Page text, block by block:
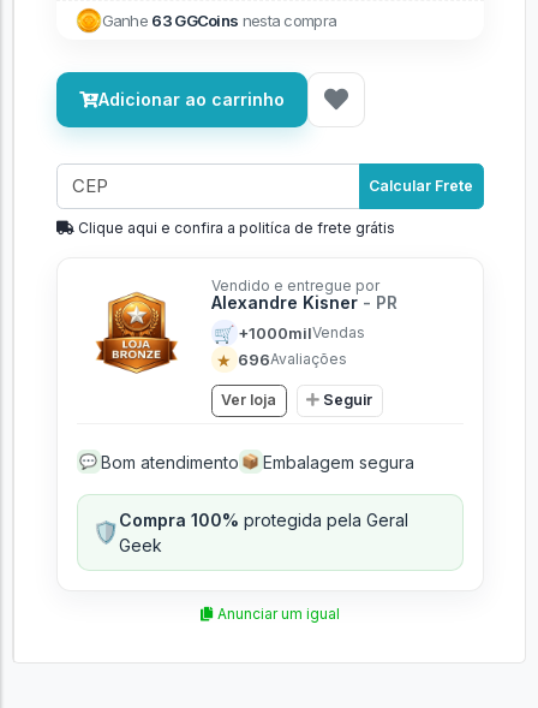
Ganhe 63 GGCoins nesta compra
Adicionar ao carrinho
Calcular Frete
Clique aqui e confira a politíca de frete grátis
Vendido e entregue por
Alexandre Kisner - PR
🛒 +1000milVendas
★ 696Avaliações
Ver loja Seguir
💬 Bom atendimento 📦 Embalagem segura
🛡️Compra 100% protegida pela Geral
Geek
Anunciar um igual